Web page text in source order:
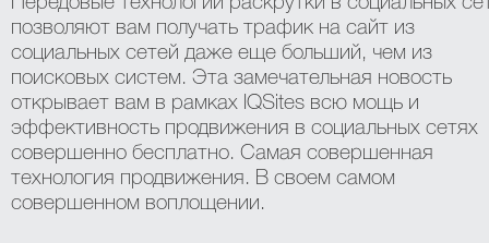
позволяют вам получать трафик на сайт из
социальных сетей даже еще больший, чем из
поисковых систем. Эта замечательная новость
открывает вам в рамках IQSites всю мощь и
эффективность продвижения в социальных сетях
совершенно бесплатно. Самая совершенная
технология продвижения. В своем самом
совершенном воплощении.